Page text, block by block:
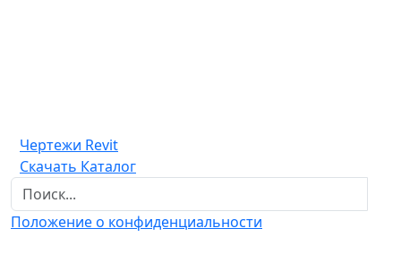
Чертежи Revit
Скачать Каталог
Положение о конфиденциальности